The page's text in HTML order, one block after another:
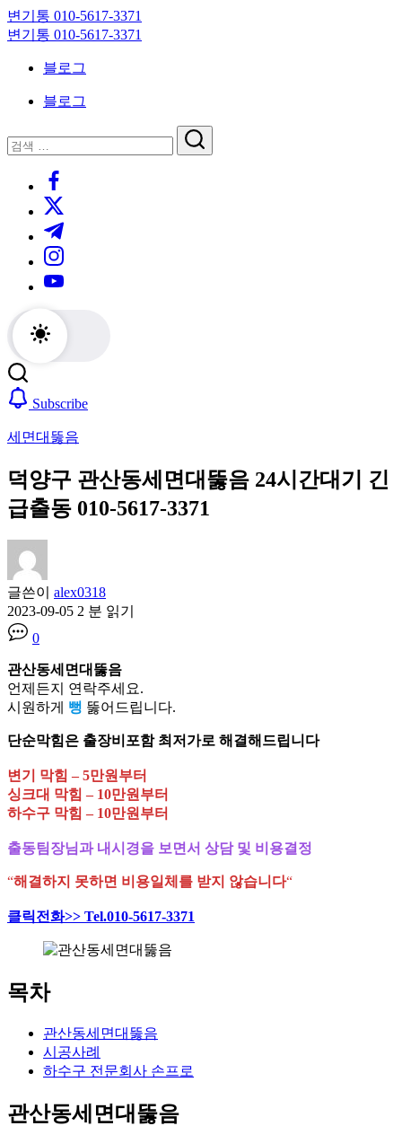
Skip
to
content
변기통 010-5617-3371
변
대
기
변기통 010-5617-3371
크
대
기
블로그
블로그
닫
기
검
검
https://www.facebook.com/
https://twitter.com/
https://t.me/
https://www.instagram.com/
https://youtube.com/
Subscribe
세면대뚫음
덕양구 관산동세면대뚫음 24시간대기 긴
급출동 010-5617-3371
글쓴이 alex0318
2023-09-05 2 분 읽기
0
관산동세면대뚫음
언제든지 연락주세요.
시원하게 뻥 뚫어드립니다.
단순막힘은 출장비포함 최저가로 해결해드립니다
변기 막힘 – 5만원부터
싱크대 막힘 – 10만원부터
하수구 막힘 – 10만원부터
출동팀장님과 내시경을 보면서 상담 및 비용결정
“해결하지 못하면 비용일체를 받지 않습니다“
클릭전화>> Tel.010-5617-3371
목차
관산동세면대뚫음
시공사례
하수구 전문회사 손프로
관산동세면대뚫음